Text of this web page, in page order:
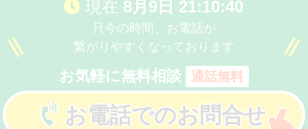
現在 8月9日 21:10:40
只今の時間、お電話が
繋がりやすくなっております
お気軽に無料相談 通話無料
お電話でのお問合せ